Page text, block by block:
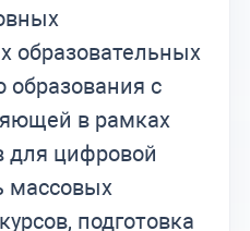
образовательных
с
в рамках
для цифровой
массовых
подготовка